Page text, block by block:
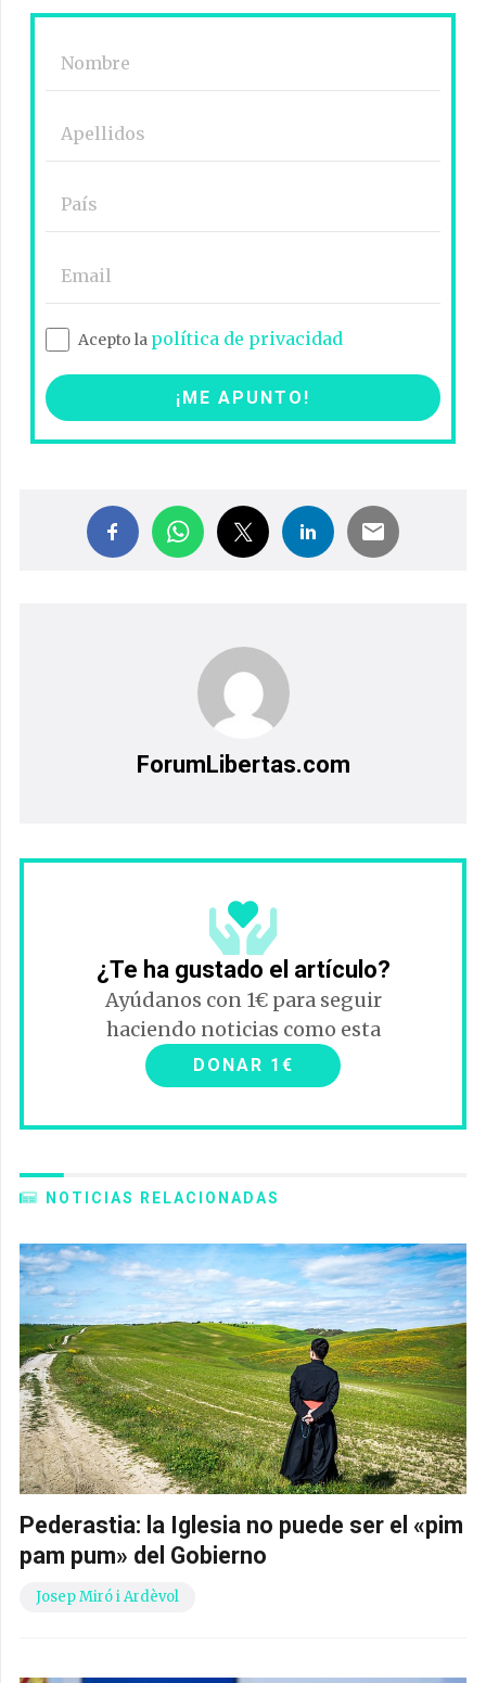
Acepto la política de privacidad
ForumLibertas.com
¿Te ha gustado el artículo?
Ayúdanos con 1€ para seguir
haciendo noticias como esta
DONAR 1€
NOTICIAS RELACIONADAS
Pederastia: la Iglesia no puede ser el «pim
pam pum» del Gobierno
Josep Miró i Ardèvol